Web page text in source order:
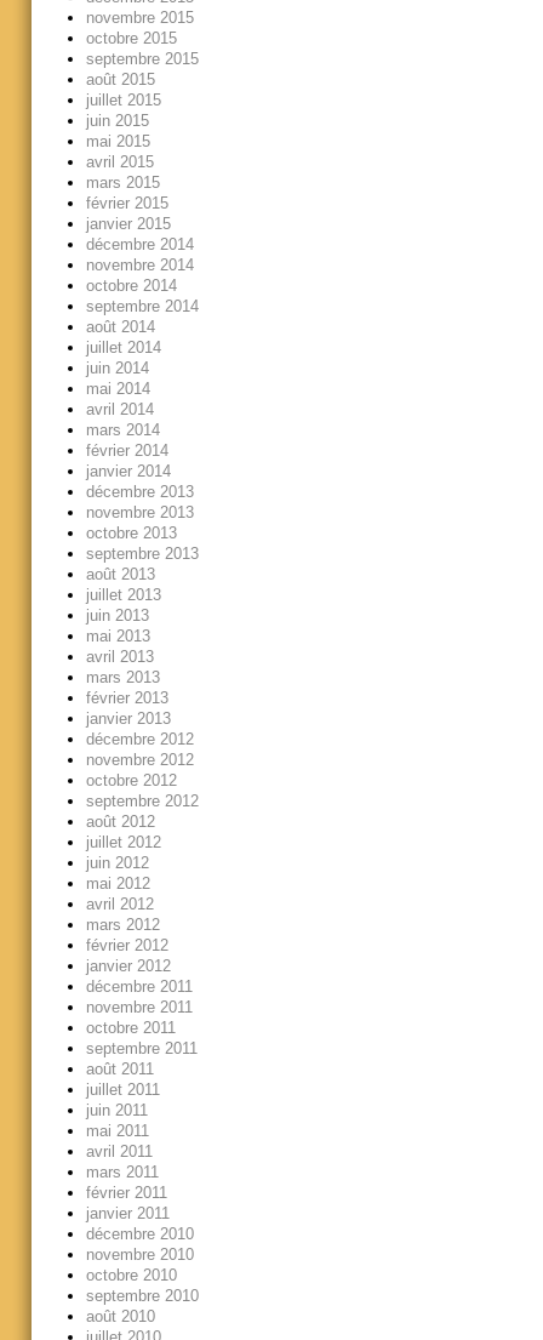
novembre 2015
octobre 2015
septembre 2015
août 2015
juillet 2015
juin 2015
mai 2015
avril 2015
mars 2015
février 2015
janvier 2015
décembre 2014
novembre 2014
octobre 2014
septembre 2014
août 2014
juillet 2014
juin 2014
mai 2014
avril 2014
mars 2014
février 2014
janvier 2014
décembre 2013
novembre 2013
octobre 2013
septembre 2013
août 2013
juillet 2013
juin 2013
mai 2013
avril 2013
mars 2013
février 2013
janvier 2013
décembre 2012
novembre 2012
octobre 2012
septembre 2012
août 2012
juillet 2012
juin 2012
mai 2012
avril 2012
mars 2012
février 2012
janvier 2012
décembre 2011
novembre 2011
octobre 2011
septembre 2011
août 2011
juillet 2011
juin 2011
mai 2011
avril 2011
mars 2011
février 2011
janvier 2011
décembre 2010
novembre 2010
octobre 2010
septembre 2010
août 2010